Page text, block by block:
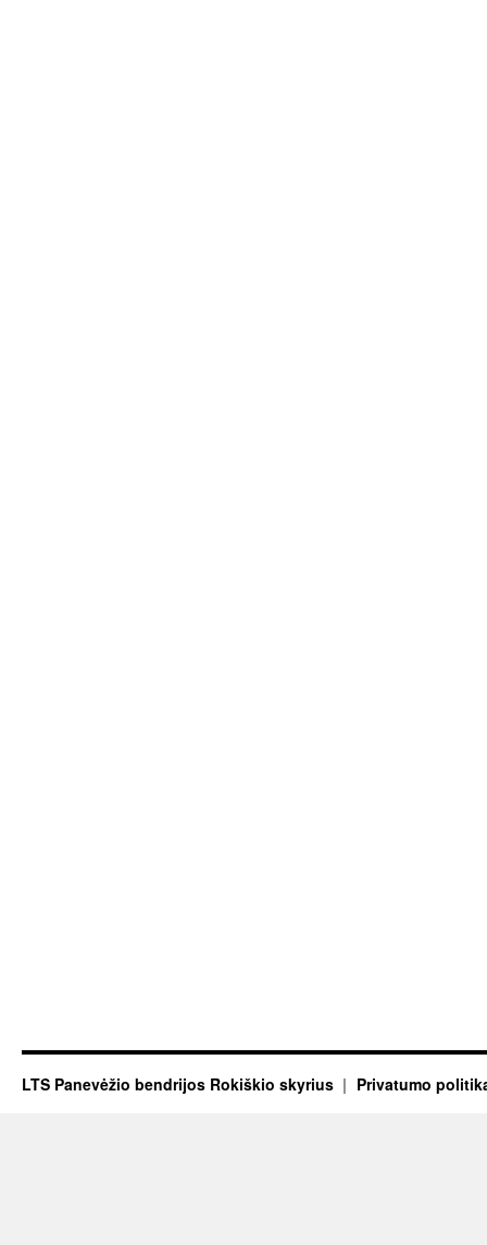
LTS Panevėžio bendrijos Rokiškio skyrius Privatumo